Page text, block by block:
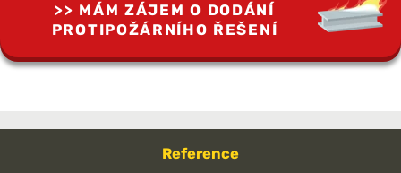
MÁM ZÁJEM O DODÁNÍ
PROTIPOŽÁRNÍHO ŘEŠENÍ
Reference